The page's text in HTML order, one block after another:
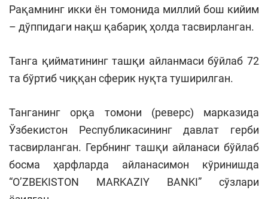
Рақамнинг икки ён томонида миллий бош кийим
– дўппидаги нақш қабариқ ҳолда тасвирланган.
Танга қийматининг ташқи айланмаси бўйлаб 72
та бўртиб чиққан сферик нуқта туширилган.
Танганинг орқа томони (реверс) марказида
Ўзбекистон Республикасининг давлат герби
тасвирланган. Гербнинг ташқи айланаси бўйлаб
босма ҳарфларда айланасимон кўринишда
“O’ZBEKISTON MARKAZIY BANKI” сўзлари